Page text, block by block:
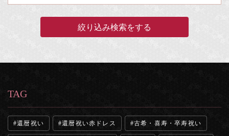
TAG
還暦祝い 還暦祝い赤ドレス 古希・喜寿・卒寿祝い